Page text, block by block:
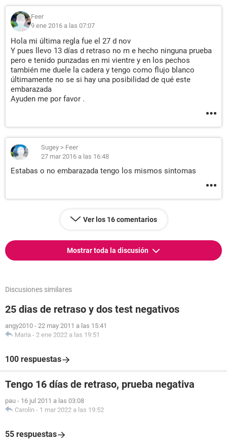
Feer
9 ene 2016 a las 07:07
Hola mi última regla fue el 27 d nov
Y pues llevo 13 días d retraso no m e hecho ninguna prueba
pero e tenido punzadas en mi vientre y en los pechos
también me duele la cadera y tengo como flujo blanco
últimamente no se si hay una posibilidad de qué este
embarazada
Ayuden me por favor .
Sugey > Feer
27 mar 2016 a las 16:48
Estabas o no embarazada tengo los mismos sintomas
Ver los 16 comentarios
Mostrar toda la discusión
Discusiones similares
25 dias de retraso y dos test negativos
angy2010 - 22 may 2011 a las 15:41
Maria - 2 ene 2022 a las 19:51
100 respuestas
Tengo 16 días de retraso, prueba negativa
pau - 16 jul 2011 a las 03:08
Carolin - 1 mar 2022 a las 19:52
55 respuestas